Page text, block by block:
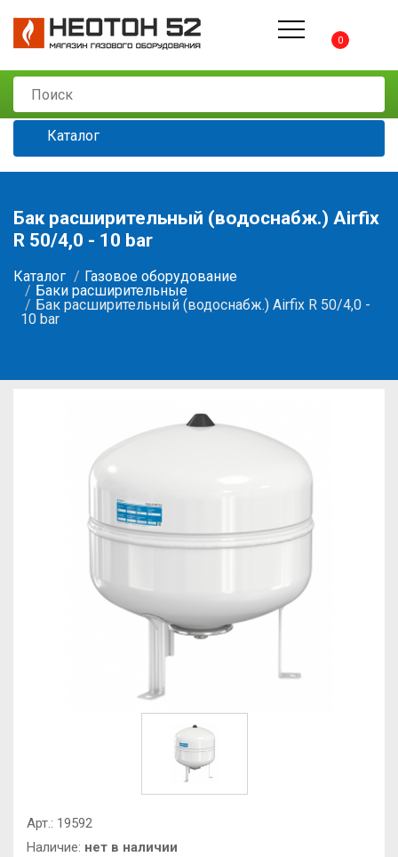
0
Каталог
Бак расширительный (водоснабж.) Airfix
R 50/4,0 - 10 bar
Каталог
Газовое оборудование
Баки расширительные
Бак расширительный (водоснабж.) Airfix R 50/4,0 -
10 bar
Арт.: 19592
Наличие: нет в наличии